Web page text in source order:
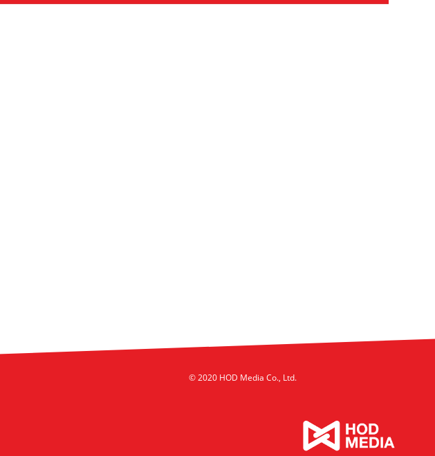
© 2020 HOD Media Co., Ltd.